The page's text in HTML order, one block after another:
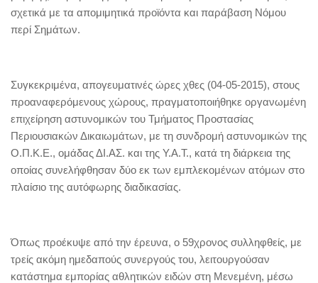
σχετικά με τα απομιμητικά προϊόντα και παράβαση Νόμου
περί Σημάτων.
Συγκεκριμένα, απογευματινές ώρες χθες (04-05-2015), στους
προαναφερόμενους χώρους, πραγματοποιήθηκε οργανωμένη
επιχείρηση αστυνομικών του Τμήματος Προστασίας
Περιουσιακών Δικαιωμάτων, με τη συνδρομή αστυνομικών της
Ο.Π.Κ.Ε., ομάδας ΔΙ.ΑΣ. και της Υ.Α.Τ., κατά τη διάρκεια της
οποίας συνελήφθησαν δύο εκ των εμπλεκομένων ατόμων στο
πλαίσιο της αυτόφωρης διαδικασίας.
Όπως προέκυψε από την έρευνα, ο 59χρονος συλληφθείς, με
τρείς ακόμη ημεδαπούς συνεργούς του, λειτουργούσαν
κατάστημα εμπορίας αθλητικών ειδών στη Μενεμένη, μέσω